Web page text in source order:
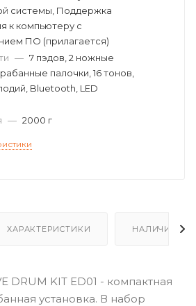
системы, Поддержка
к компьютеру с
ПО (прилагается)
— 7 пэдов, 2 ножные
палочки, 16 тонов,
Bluetooth, LED
— 2000 г
ХАРАКТЕРИСТИКИ НАЛИЧИЕ
DRUM KIT ED01 - компактная
установка. В набор